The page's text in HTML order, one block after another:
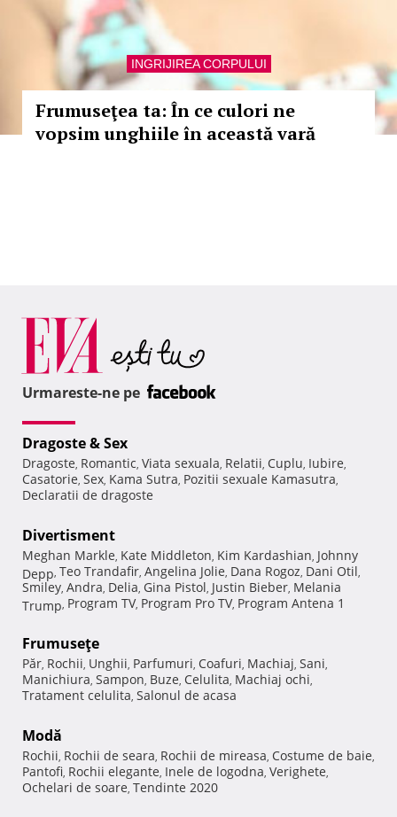
INGRIJIREA CORPULUI
Frumuseţea ta: În ce culori ne
vopsim unghiile în această vară
Urmareste-ne pe
Dragoste & Sex
Dragoste, Romantic, Viata sexuala, Relatii, Cuplu, Iubire,
Casatorie, Sex, Kama Sutra, Pozitii sexuale Kamasutra,
Declaratii de dragoste
Divertisment
Meghan Markle, Kate Middleton, Kim Kardashian, Johnny
Depp, Teo Trandafir, Angelina Jolie, Dana Rogoz, Dani Otil,
Smiley, Andra, Delia, Gina Pistol, Justin Bieber, Melania
Trump, Program TV, Program Pro TV, Program Antena 1
Frumuseţe
Păr, Rochii, Unghii, Parfumuri, Coafuri, Machiaj, Sani,
Manichiura, Sampon, Buze, Celulita, Machiaj ochi,
Tratament celulita, Salonul de acasa
Modă
Rochii, Rochii de seara, Rochii de mireasa, Costume de baie,
Pantofi, Rochii elegante, Inele de logodna, Verighete,
Ochelari de soare, Tendinte 2020